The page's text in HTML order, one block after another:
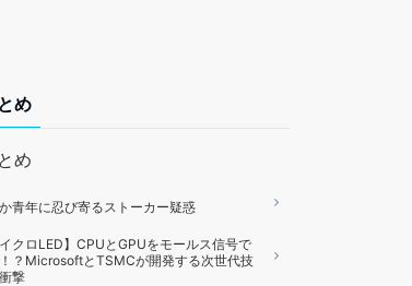
め
め
青年に忍び寄るストーカー疑惑
イクロLED】CPUとGPUをモールス信号で
？MicrosoftとTSMCが開発する次世代技
撃